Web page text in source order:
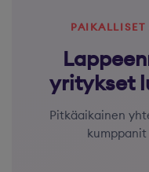
PAIKALLISET
yritykset
Pitkäaikainen